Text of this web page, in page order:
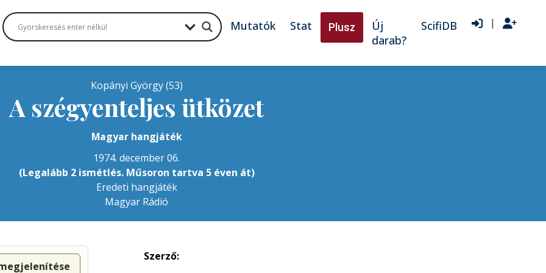
Mutatók Stat Plusz
Új
darab?
ScifiDB |
Kopányi György (53)
A szégyenteljes ütközet
Magyar hangjáték
1974. december 06.
(Legalább 2 ismétlés. Műsoron tartva 5 éven át)
Eredeti hangjáték
Magyar Rádió
Szerző: